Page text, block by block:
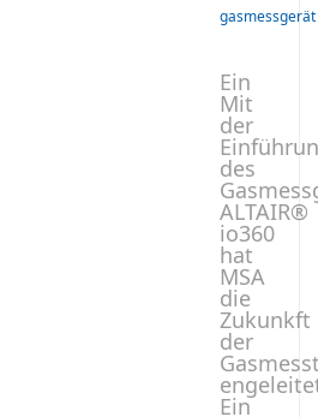
gasmessgerät
Ein
Mit
der
des
ALTAIR®
io360
hat
MSA
die
Zukunkft
der
Ein